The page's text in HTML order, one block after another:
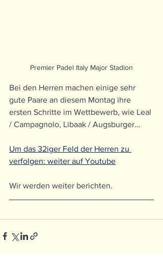
Premier Padel Italy Major Stadion
Bei den Herren machen einige sehr
gute Paare an diesem Montag ihre
ersten Schritte im Wettbewerb, wie Leal
/ Campagnolo, Libaak / Augsburger…
Um das 32iger Feld der Herren zu
verfolgen: weiter auf Youtube
Wir werden weiter berichten.